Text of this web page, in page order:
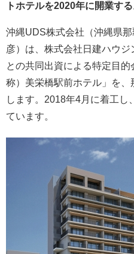
トホテルを2020年に開業する
沖縄UDS株式会社（沖縄県
彦）は、株式会社日建ハウ
との共同出資による特定目
称）美栄橋駅前ホテル」を
します。2018年4月に着工し
ています。